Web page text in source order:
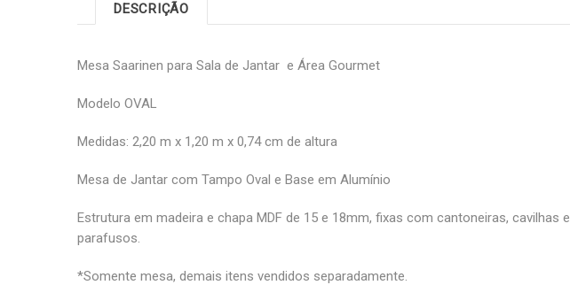
DESCRIÇÃO
Mesa Saarinen para Sala de Jantar e Área Gourmet
Modelo OVAL
Medidas: 2,20 m x 1,20 m x 0,74 cm de altura
Mesa de Jantar com Tampo Oval e Base em Alumínio
Estrutura em madeira e chapa MDF de 15 e 18mm, fixas com cantoneiras, cavilhas e
parafusos.
*Somente mesa, demais itens vendidos separadamente.